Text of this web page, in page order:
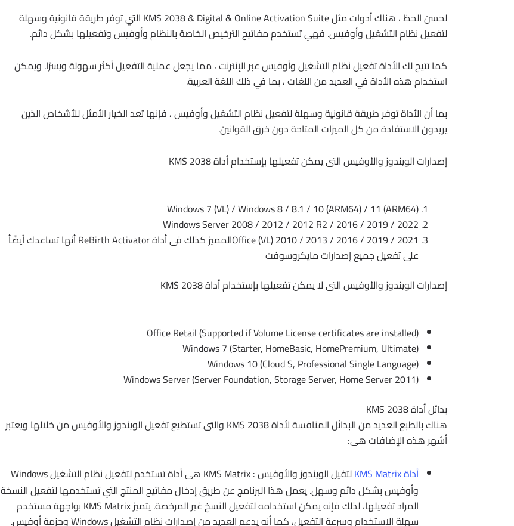
لحسن الحظ ، هناك أدوات مثل KMS 2038 & Digital & Online Activation Suite التي توفر طريقة قانونية وسهلة
لتفعيل نظام التشغيل وأوفيس. فهي تستخدم مفاتيح الترخيص الخاصة بالنظام وأوفيس وتفعيلها بشكل دائم.
كما تتيح لك الأداة تفعيل نظام التشغيل وأوفيس عبر الإنترنت ، مما يجعل عملية التفعيل أكثر سهولة ويسرًا. ويمكن
استخدام هذه الأداة في العديد من اللغات ، بما في ذلك اللغة العربية.
بما أن الأداة توفر طريقة قانونية وسهلة لتفعيل نظام التشغيل وأوفيس ، فإنها تعد الخيار الأمثل للأشخاص الذين
يريدون الاستفادة من كل الميزات المتاحة دون خرق القوانين.
إصدارات الويندوز والأوفيس التى يمكن تفعيلها بإستخدام أداة KMS 2038
Windows 7 (VL) / Windows 8 / 8.1 / 10 (ARM64) / 11 (ARM64)
Windows Server 2008 / 2012 / 2012 R2 / 2016 / 2019 / 2022
Office (VL) 2010 / 2013 / 2016 / 2019 / 2021المميز كذلك فى أداة ReBirth Activator أنها تساعدك أيضًأ
على تفعيل جميع إصدارات مايكروسوفت
إصدارات الويندوز والأوفيس التى لا يمكن تفعيلها بإستخدام أداة KMS 2038
Office Retail (Supported if Volume License certificates are installed)
Windows 7 (Starter, HomeBasic, HomePremium, Ultimate)
Windows 10 (Cloud S, Professional Single Language)
Windows Server (Server Foundation, Storage Server, Home Server 2011)
بدائل أداة KMS 2038
هناك بالطبع العديد من البدائل المنافسة لأداة KMS 2038 والتى تستطيع تفعيل الويندوز والأوفيس من خلالها ويعتبر
أشهر هذه الإضافات هى:
أداة KMS Matrix
لتفيل الويندوز والأوفيس :
KMS Matrix هى أداة تستخدم لتفعيل نظام التشغيل Windows
وأوفيس بشكل دائم وسهل. يعمل هذا البرنامج عن طريق إدخال مفاتيح المنتج التي تستخدمها لتفعيل النسخة
المراد تفعيلها، لذلك فإنه يمكن استخدامه لتفعيل النسخ غير المرخصة. يتميز KMS Matrix بواجهة مستخدم
سهلة الاستخدام وسرعة التفعيل، كما أنه يدعم العديد من إصدارات نظام التشغيل Windows وحزمة أوفيس.